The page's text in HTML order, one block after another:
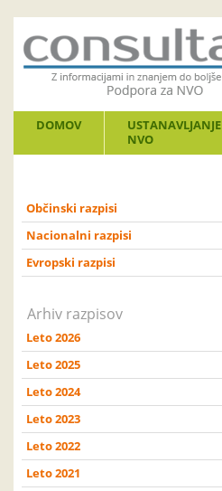
DOMOV
USTANAVLJANJE
NVO
Občinski razpisi
Nacionalni razpisi
Evropski razpisi
Arhiv razpisov
Leto 2026
Leto 2025
Leto 2024
Leto 2023
Leto 2022
Leto 2021